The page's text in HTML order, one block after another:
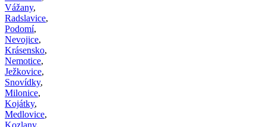
Vážany,
Radslavice,
Podomí,
Nevojice,
Krásensko,
Nemotice,
Ježkovice,
Snovídky,
Milonice,
Kojátky,
Medlovice,